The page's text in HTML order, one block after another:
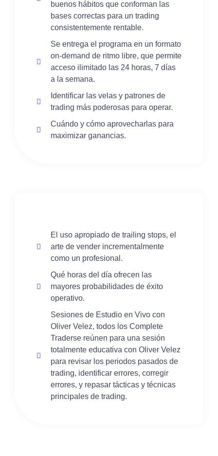
buenos hábitos que conforman las
bases correctas para un trading
consistentemente rentable.
Se entrega el programa en un formato
on-demand de ritmo libre, que permite
acceso ilimitado las 24 horas, 7 días
a la semana.
Identificar las velas y patrones de
trading más poderosas para operar.
Cuándo y cómo aprovecharlas para
maximizar ganancias.
El uso apropiado de trailing stops, el
arte de vender incrementalmente
como un profesional.
Qué horas del día ofrecen las
mayores probabilidades de éxito
operativo.
Sesiones de Estudio en Vivo con
Oliver Velez, todos los Complete
Traderse reúnen para una sesión
totalmente educativa con Oliver Velez
para revisar los periodos pasados de
trading, identificar errores, corregir
errores, y repasar tácticas y técnicas
principales de trading.